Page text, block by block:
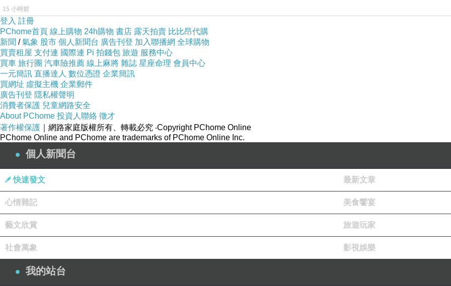
行政院「不服輸」，還能悍然祭出‥「不副署、不公佈、不執行」的焦土手段！
這難道是‥民主的真諦？還是行政權，對立法權的蠻橫霸凌呢？
再如‥喧騰多年的「反核」巨浪。
明明是一個違背科學的錯誤政策，卻在民進黨，長期的政治操弄，與意識形態綑綁下，成為不容質疑的「政
回顧過往，政客與側翼，高喊了四十年的神聖口號‥
「我是人，我反核！反核救臺灣！」
這股狂熱，在二〇二五年，硬生生地，終於將臺灣推入「非核家園」的懸崖。
然而，用愛，發不了電；意識形態，終究也發不了電。
隨著核電廠，悉數除役，綠能神話破滅，緊接而來的，便是‥電網傾頹、百業難張、民生艱困——民間綠能
價，不得不漲；物價，不得不漲。（就別提那綠能光電，弊案重重啦！）
極其諷刺的大轉彎。
昔日的道德高地，瞬間塌陷，口號變調，終於「校正回歸」，成了‥
「我是人，我返核！返核救臺灣！」
從「反核」到「返核」，一字之轉，可見其荒謬至極！
這不僅僅是一場政治現形記，更是「民主流為民粹，多數暴力，綁架國家」的最不幸典範！
當國家大政，不取決於科學與理性，而取決於騙取選票的口號時——
再看看國際叢林，那自詡為「民主燈塔」的美國。
當年，美國總統小布希，聯合國安理會表決，多數不同意，對伊拉克動武，
15 小時前
登入 註冊
PChome首頁 線上購物 24h購物 書店 露天拍賣 比比昂代購
新聞 /氣象 股市 個人新聞台 廣告刊登 加入聯播網 全球購物
買賣租屋 支付連 國際連 Pi 拍錢包 旅遊 服務中心
買車 旅行團 汽車險推薦 線上麻將 雜誌 星座命理 會員中心
一元簡訊 直播達人 數位憑證 企業簡訊
買網址 虛擬主機 企業郵件
廣告刊登 隱私權聲明
消費者保護 兒童網路安全
About PChome 投資人聯絡 徵才
著作權保護 ｜網路家庭版權所有、轉載必究 ‧Copyright PChome Online
PChome Online and PChome are trademarks of PChome Online Inc.
個人新聞台
快速發文 最新文章
心情雜記 美食饗宴
藝文欣賞 旅遊玩家
社會萬象 影視娛樂
我的站台